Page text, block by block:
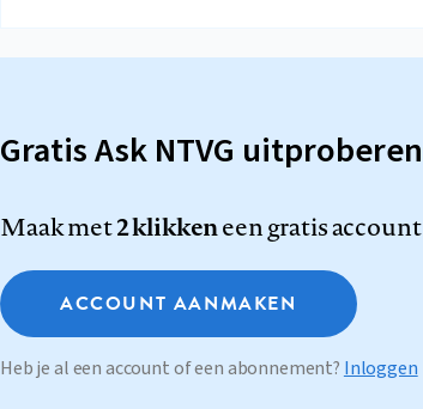
Gratis Ask NTVG
Maak met2 klikkeneen gratis
ACCOUNT AANMAKEN
Heb je al een account of een abonnement? Inloggen